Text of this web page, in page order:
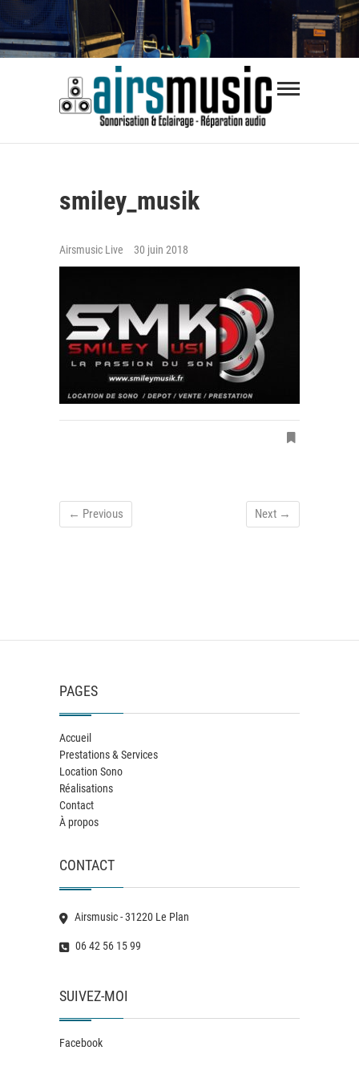
to
content
SONORISATION ÉVÈNEMENTS | RÉPARATION
smiley_musik
Airsmusic Live 30 juin 2018
← Previous Next →
PAGES
Accueil
Prestations & Services
Location Sono
Réalisations
Contact
À propos
CONTACT
Airsmusic - 31220 Le Plan
06 42 56 15 99
SUIVEZ-MOI
Facebook